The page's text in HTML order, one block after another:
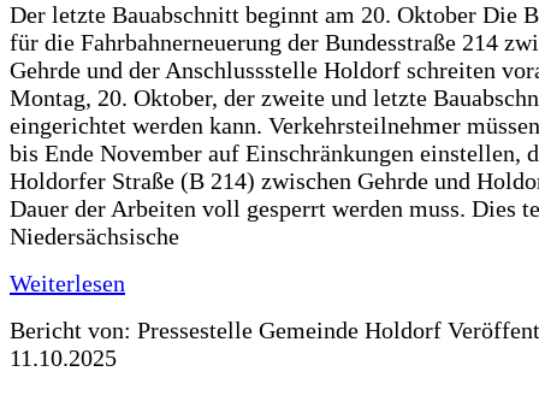
Der letzte Bauabschnitt beginnt am 20. Oktober Die
für die Fahrbahnerneuerung der Bundesstraße 214
Gehrde und der Anschlussstelle Holdorf schreiten
Montag, 20. Oktober, der zweite und letzte
eingerichtet werden kann. Verkehrsteilnehmer
bis Ende November auf Einschränkungen einstellen,
Holdorfer Straße (B 214) zwischen Gehrde und
Dauer der Arbeiten voll gesperrt werden muss. Dies
Niedersächsische
Weiterlesen
Bericht von: Pressestelle Gemeinde Holdorf
11.10.2025